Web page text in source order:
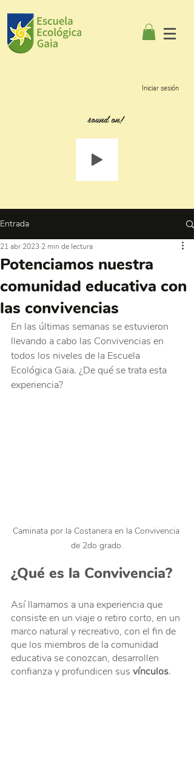
Iniciar sesión
sound on!
Entrada
Potenciamos nuestra
comunidad educativa con
las convivencias
21 abr 2023 2 min de lectura
En las últimas semanas se estuvieron
llevando a cabo las Convivencias en
todos los niveles de la Escuela
Ecológica Gaia. ¿De qué se trata esta
experiencia?
Caminata por la Costanera en la Convivencia
de 2do grado.
¿Qué es la Convivencia?
Así llamamos a una experiencia que
consiste en un viaje o retiro corto, en un
marco natural y recreativo, con el fin de
que los miembros de la comunidad
educativa se conozcan, desarrollen
confianza y profundicen sus vínculos.